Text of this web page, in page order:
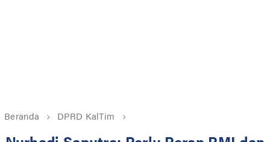
Beranda DPRD KalTim